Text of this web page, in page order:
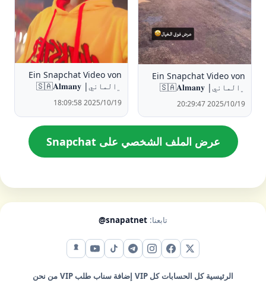
Ein Snapchat Video von
﮼الماني| 🇸🇦𝐀𝐥𝐦𝐚𝐧𝐲
2025/10/19 20:29:47
Ein Snapchat Video von
﮼الماني| 🇸🇦𝐀𝐥𝐦𝐚𝐧𝐲
2025/10/19 18:09:58
عرض الملف الشخصي على Snapchat
تابعنا: @snapatnet
X (تويتر) فيس بوكإنستقرامتيليجرامتيك توكيوتيوبسناب شات
الرئيسية كل الحسابات كل VIP إضافة سناب طلب VIP من نحن